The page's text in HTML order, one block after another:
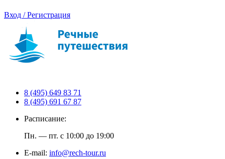
Вход / Регистрация
8 (495) 649 83 71
8 (495) 691 67 87
Расписание:
Пн. — пт. с 10:00 до 19:00
E-mail: info@rech-tour.ru